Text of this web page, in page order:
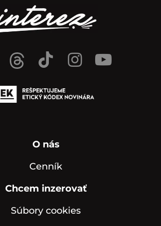
O nás
Cenník
Chcem inzerovať
Súbory cookies